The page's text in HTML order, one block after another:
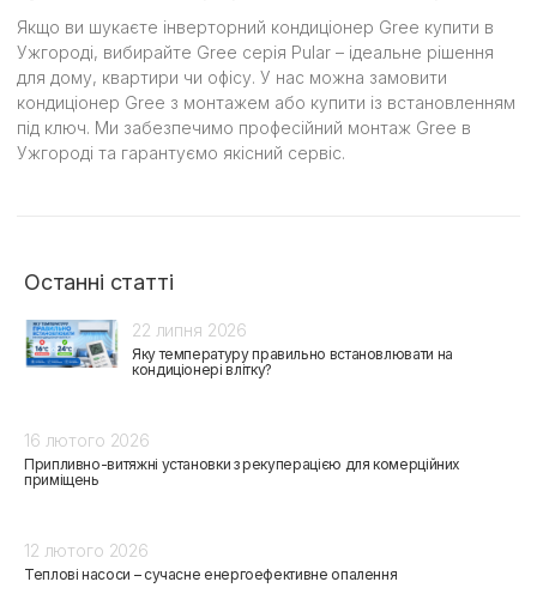
Останні статті
22 липня 2026
Яку температуру правильно встановлювати на
кондиціонері влітку?
16 лютого 2026
Припливно-витяжні установки з рекуперацією для комерційних
приміщень
12 лютого 2026
Теплові насоси – сучасне енергоефективне опалення
Якщо ви шукаєте інверторний кондиціонер Gree купити в
Ужгороді, вибирайте Gree серія Pular – ідеальне рішення
для дому, квартири чи офісу. У нас можна замовити
кондиціонер Gree з монтажем або купити із встановленням
під ключ. Ми забезпечимо професійний монтаж Gree в
Ужгороді та гарантуємо якісний сервіс.